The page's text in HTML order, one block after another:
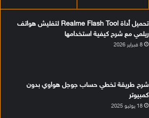
تحميل أداة Realme Flash Tool لتفليش هواتف
ريلمي مع شرح كيفية استخدامها
8 فبراير 2026
شرح طريقة تخطي حساب جوجل هواوي بدون
كمبيوتر
18 يوليو 2025